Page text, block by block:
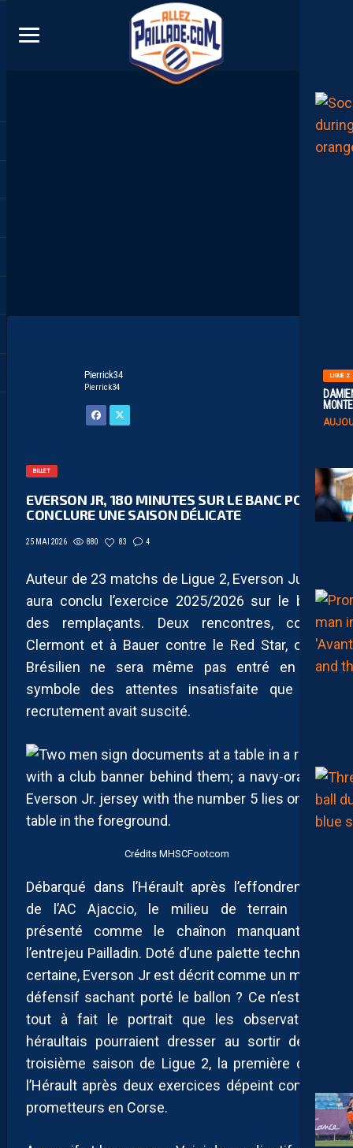
LIGUE 2
Pierrick34
Pierrick34
BILLET
EVERSON JR, 180 MINUTES SUR LE BANC POUR
CONCLURE UNE SAISON DÉLICATE
25 MAI 2026 880 83 4
Auteur de 23 matchs de Ligue 2, Everson Junior
aura conclu l’exercice 2025/2026 sur le banc
des remplaçants. Deux rencontres, contre
Clermont et à Bauer contre le Red Star, où le
Brésilien ne sera même pas entré en jeu,
symbole des attentes insatisfaite que son
recrutement avait suscité.
Crédits MHSCFootcom
Débarqué dans l’Hérault après l’effondrement
de l’AC Ajaccio, le milieu de terrain était
présenté comme le chaînon manquant de
l’entrejeu Pailladin. Doté d’une palette technique
certaine, Everson Jr est décrit comme un milieu
défensif sachant porté le ballon ? Ce n’est pas
tout à fait le portrait que les observateurs
héraultais pourraient dresser au sortir de sa
troisième saison de Ligue 2, la première dans
l’Hérault après deux exercices dépeint comme
prometteurs en Corse.